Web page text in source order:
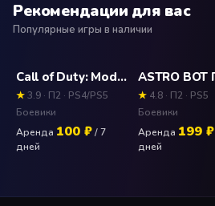
Рекомендации для вас
Популярные игры в наличии
Call of Duty: Modern Warfare II - набор Cross-Gen Прокат и аренда игры 7 дней
★3.9 · П2 · PS4/PS5
Боевики
Аренда 100 ₽/ 7
дней
★ 4.8 · П2 · PS5
Боевики
Аренда 199 ₽
дней